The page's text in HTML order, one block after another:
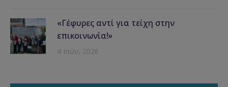
«Γέφυρες αντί για τείχη στην
επικοινωνία!»
4 Ιούν, 2026